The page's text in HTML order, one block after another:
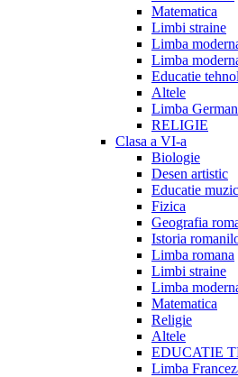
Matematica
Limbi straine
Limba
Limba
Educatie
Altele
Limba
RELIGIE
Clasa a VI-a
Biologie
Desen artistic
Educatie
Fizica
Geografia
Istoria
Limba romana
Limbi straine
Limba
Matematica
Religie
Altele
EDUCATIE
Limba